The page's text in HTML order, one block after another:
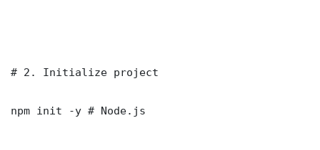
# 2. Initialize project
npm init -y # Node.js